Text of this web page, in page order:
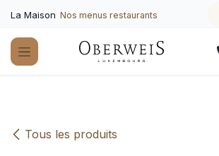
La Maison Nos menus restaurants
Tous les produits